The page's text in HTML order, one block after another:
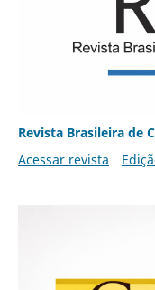
Revista Brasileira de
Acessar revista